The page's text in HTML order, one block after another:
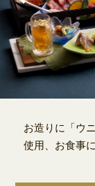
お造りに「ウ
使用、お食事